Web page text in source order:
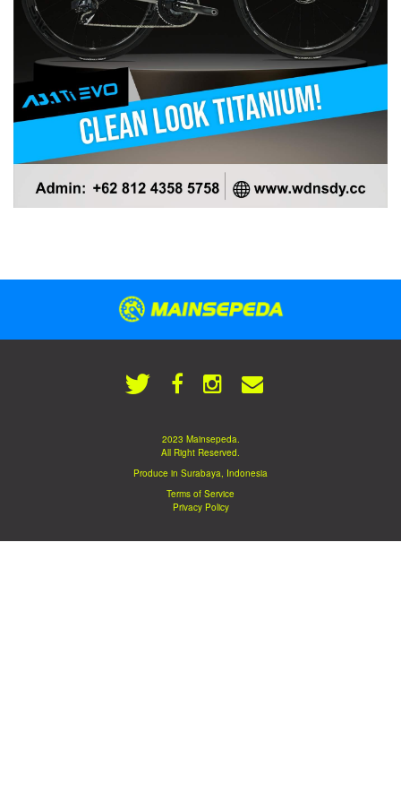
2023 Mainsepeda.
All Right Reserved.
Produce in Surabaya, Indonesia
Terms of Service
Privacy Policy